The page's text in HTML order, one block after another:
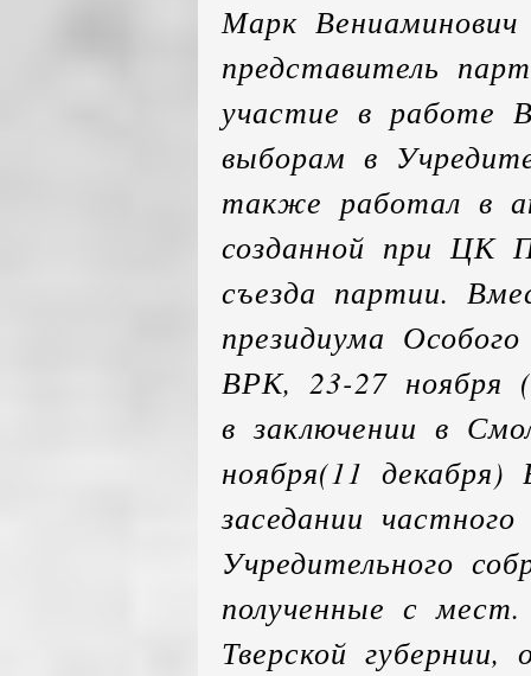
Марк
представитель
участие в работе
выборам в
также работал в
созданной при ЦК
съезда партии.
президиума
ВРК, 23-27 ноября
в заключении в
ноября(11
заседании
Учредительного
полученные с
Тверской